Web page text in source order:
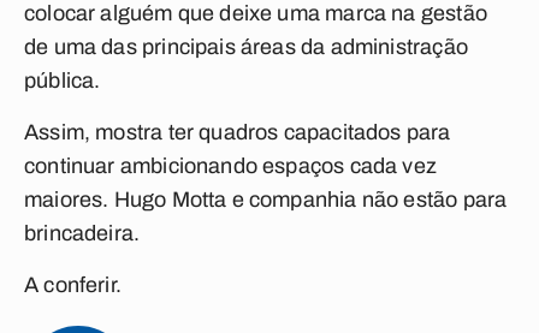
colocar alguém que deixe uma marca na gestão
de uma das principais áreas da administração
pública.
Assim, mostra ter quadros capacitados para
continuar ambicionando espaços cada vez
maiores. Hugo Motta e companhia não estão para
brincadeira.
A conferir.